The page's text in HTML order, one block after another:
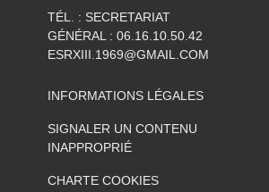
TÉL. : SECRETARIAT
GÉNÉRAL : 06.16.10.50.42
ESRXIII.1969@GMAIL.COM
INFORMATIONS LÉGALES
SIGNALER UN CONTENU
INAPPROPRIÉ
CHARTE COOKIES